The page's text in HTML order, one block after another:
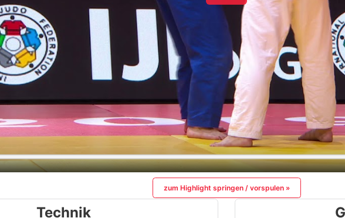
zum Highlight springen / vorspulen »
Technik